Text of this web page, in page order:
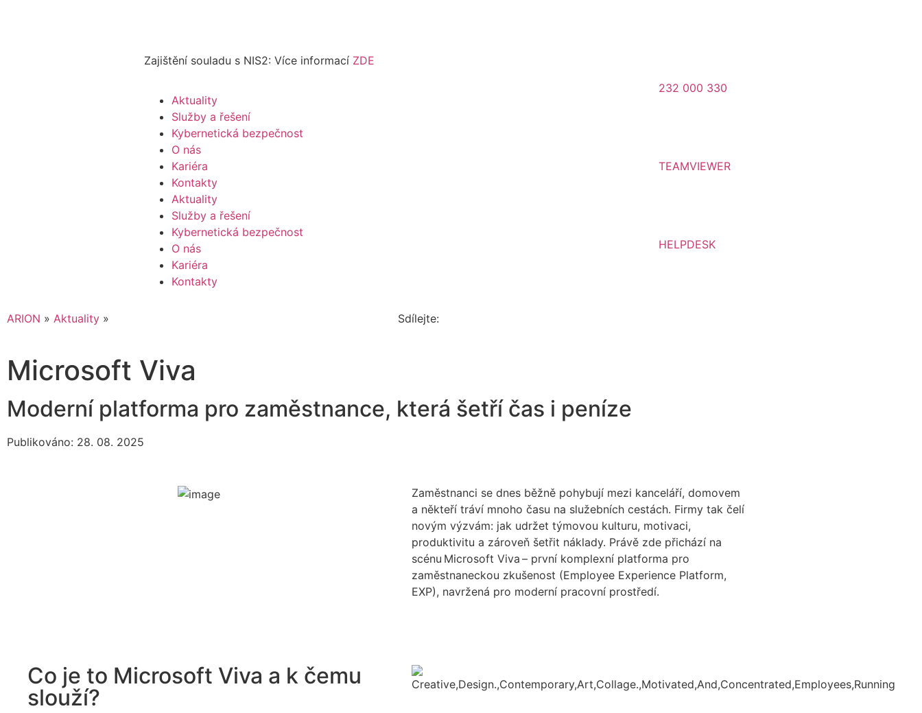
Zajištění souladu s NIS2: Více informací ZDE
Aktuality
Služby a řešení
Kybernetická bezpečnost
O nás
Kariéra
Kontakty
Aktuality
Služby a řešení
Kybernetická bezpečnost
O nás
Kariéra
Kontakty
232 000 330
TEAMVIEWER
HELPDESK
ARION » Aktuality » Sdílejte:
Microsoft Viva
Moderní platforma pro zaměstnance, která šetří čas i peníze
Publikováno: 28. 08. 2025
Zaměstnanci se dnes běžně pohybují mezi kanceláří, domovem
a někteří tráví mnoho času na služebních cestách. Firmy tak čelí
novým výzvám: jak udržet týmovou kulturu, motivaci,
produktivitu a zároveň šetřit náklady. Právě zde přichází na
scénu Microsoft Viva – první komplexní platforma pro
zaměstnaneckou zkušenost (Employee Experience Platform,
EXP), navržená pro moderní pracovní prostředí.
Co je to Microsoft Viva a k čemu
slouží?